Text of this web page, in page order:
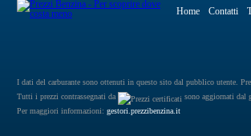
Home Contatti
I dati del carburante sono ottenuti in questo sito dal pubblico utente.
Tutti i prezzi contrassegnati da
sono aggiornati dal
Per maggiori informazioni: gestori.prezzibenzina.it